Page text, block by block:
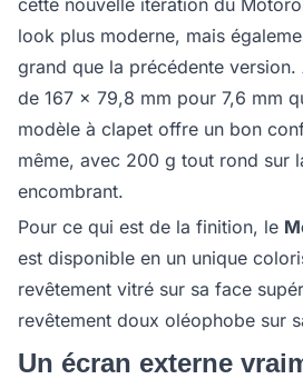
cette nouvelle itération du
look plus moderne, mais
grand que la précédente version.
de 167 x 79,8 mm pour 7,6 mm
modèle à clapet offre un bon
même, avec 200 g tout rond sur
encombrant.
Pour ce qui est de la finition, le
est disponible en un unique
revêtement vitré sur sa face
revêtement doux oléophobe sur
Un écran externe